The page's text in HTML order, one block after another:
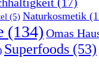
(17)
(5) Naturkosmetik
(134) Omas
Superfoods (53)